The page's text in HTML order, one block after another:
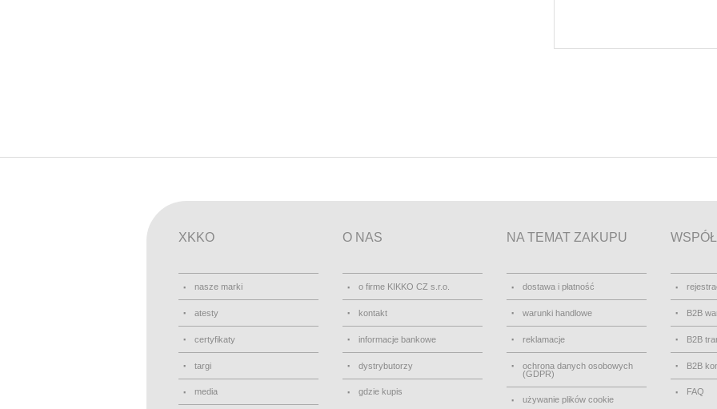
XKKO
nasze marki
atesty
certyfikaty
targi
media
O NAS
o firme KIKKO CZ s.r.o.
kontakt
informacje bankowe
dystrybutorzy
gdzie kupis
NA TEMAT ZAKUPU
dostawa i płatność
warunki handlowe
reklamacje
ochrona danych osobowych
(GDPR)
używanie plików cookie
B2B
B2B
B2B
FAQ